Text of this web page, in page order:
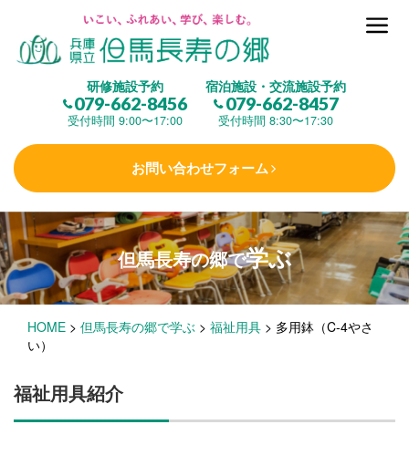
研修施設予約
079-662-8456
受付時間 9:00〜17:00
宿泊施設・交流施設予約
079-662-8457
受付時間 8:30〜17:30
お問い合わせフォーム
但馬長寿の郷とは
(研修施設)
楽しむ
学 ぶ(健康福祉)
泊まる(宿泊)
施設・料金
但馬長寿の郷で学ぶ
HOME > 但馬長寿の郷で学ぶ > 福祉用具 > 多用鉢（C-4やさ
い）
福祉用具紹介